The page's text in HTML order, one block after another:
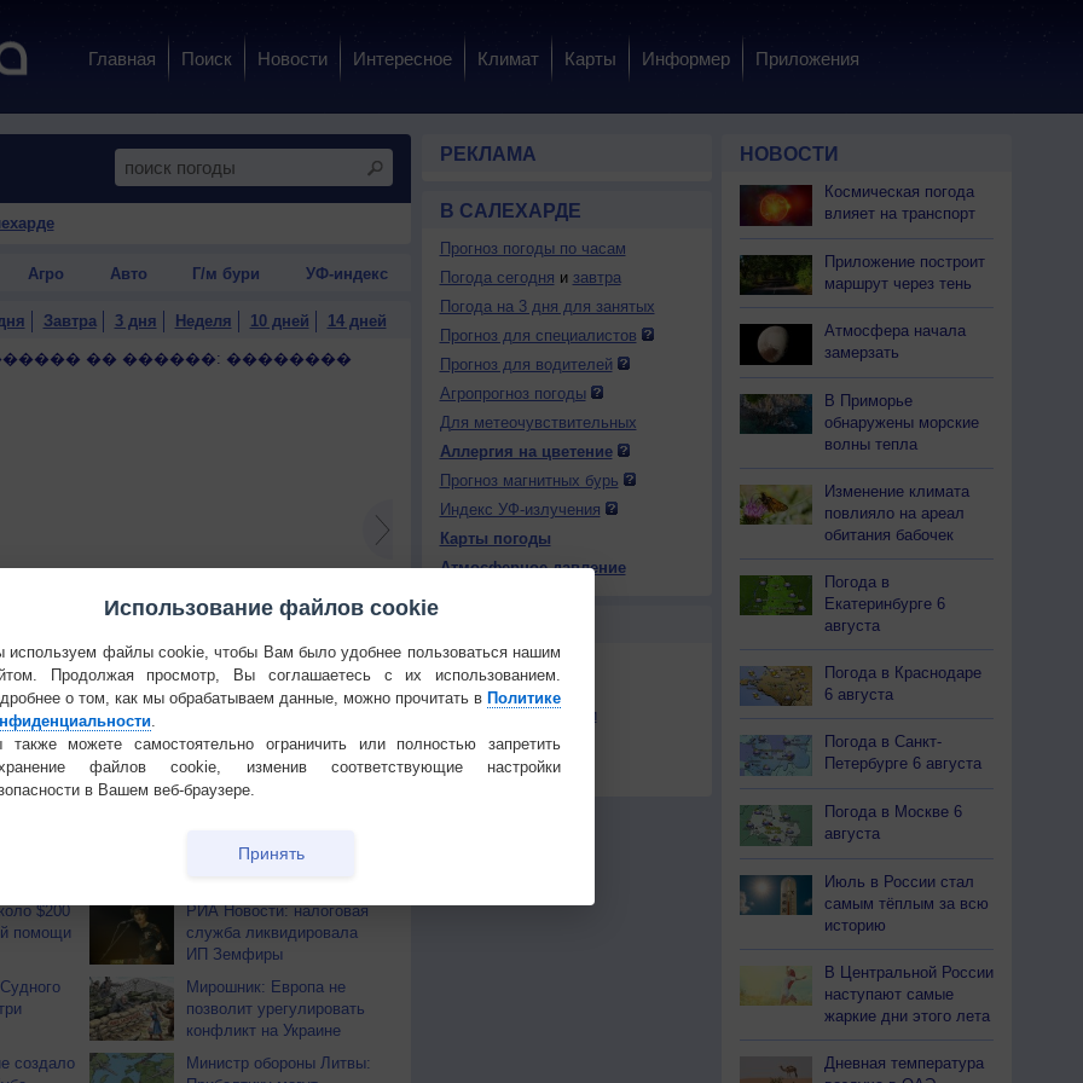
Главная Поиск Новости Интересное Климат Карты Информер Приложения
Агро Авто Г/м бури УФ-индекс
Завтра 3 дня Неделя 10 дней 14 дней
�� ������: ��������
декада Мобильная версия
$200
помощи
РИА Новости: налоговая
служба ликвидировала
ИП Земфиры
Мирошник: Европа не
позволит урегулировать
конфликт на Украине
создало
Министр обороны Литвы:
РЕКЛАМА
В САЛЕХАРДЕ
Прогноз погоды по часам
Погода сегодня и завтра
Погода на 3 дня для занятых
Прогноз для специалистов
Прогноз для водителей
Агропрогноз погоды
Для метеочувствительных
Аллергия на цветение
Прогноз магнитных бурь
Индекс УФ-излучения
Карты погоды
Атмосферное давление
О проекте
Политика
конфиденциальности
Частые вопросы
Гостевая книга
НОВОСТИ
Космическая погода
влияет на транспорт
Приложение построит
маршрут через тень
Атмосфера начала
замерзать
В Приморье
обнаружены морские
волны тепла
Изменение климата
повлияло на ареал
обитания бабочек
Погода в
Екатеринбурге 6
августа
Погода в Краснодаре
6 августа
Погода в Санкт-
Петербурге 6 августа
Погода в Москве 6
августа
Июль в России стал
самым тёплым за всю
историю
В Центральной России
наступают самые
жаркие дни этого лета
Дневная температура
Использование файлов cookie
используем файлы cookie, чтобы Вам было удобнее пользоваться нашим
Продолжая просмотр, Вы соглашаетесь с их использованием.
о том, как мы обрабатываем данные, можно прочитать в Политике
также можете самостоятельно ограничить или полностью запретить
файлов cookie, изменив соответствующие настройки
в Вашем веб-браузере.
Принять